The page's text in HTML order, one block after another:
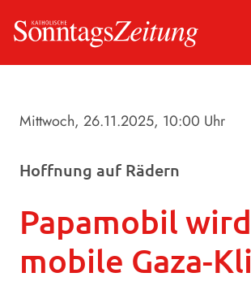
Mittwoch, 26.11.2025, 10:00 Uhr
Hoffnung auf Rädern
Papamobil wird
mobile Gaza-